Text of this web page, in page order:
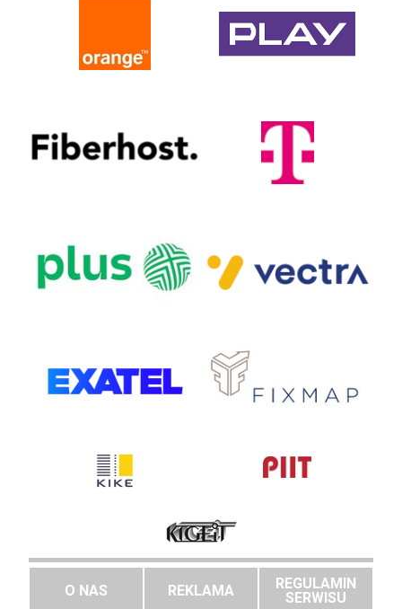
O NAS REKLAMA
REGULAMIN
SERWISU